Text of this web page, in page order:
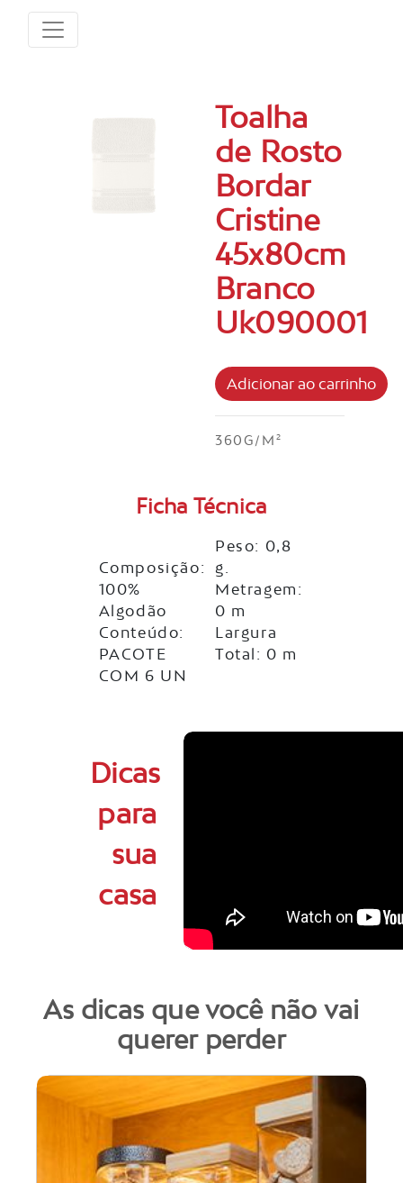
Toalha
de Rosto
Bordar
Cristine
45x80cm
Branco
Uk090001
360G/M²
Ficha Técnica
Composição:
100%
Algodão
Conteúdo:
PACOTE
COM 6 UN
Peso: 0,8
g.
Metragem:
0 m
Largura
Total: 0 m
Dicas
para
sua
casa
As dicas que você não vai
querer perder